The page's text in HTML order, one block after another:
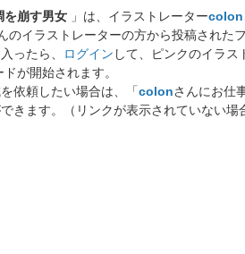
を崩す男女 」は、イラストレーターcolon
のイラストレーターの方から投稿され
ったら、
ログイン して、ピンクのイラス
が開始されます。
依頼したい場合は、「colonさんにお仕
きます。（リンクが表示されていない場